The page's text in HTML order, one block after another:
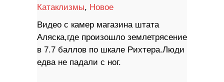
Катаклизмы, Новое
Видео с камер магазина штата
Аляска,где произошло землетрясение
в 7.7 баллов по шкале Рихтера.Люди
едва не падали с ног.